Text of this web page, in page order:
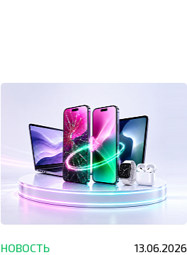
НОВОСТЬ 13.06.2026